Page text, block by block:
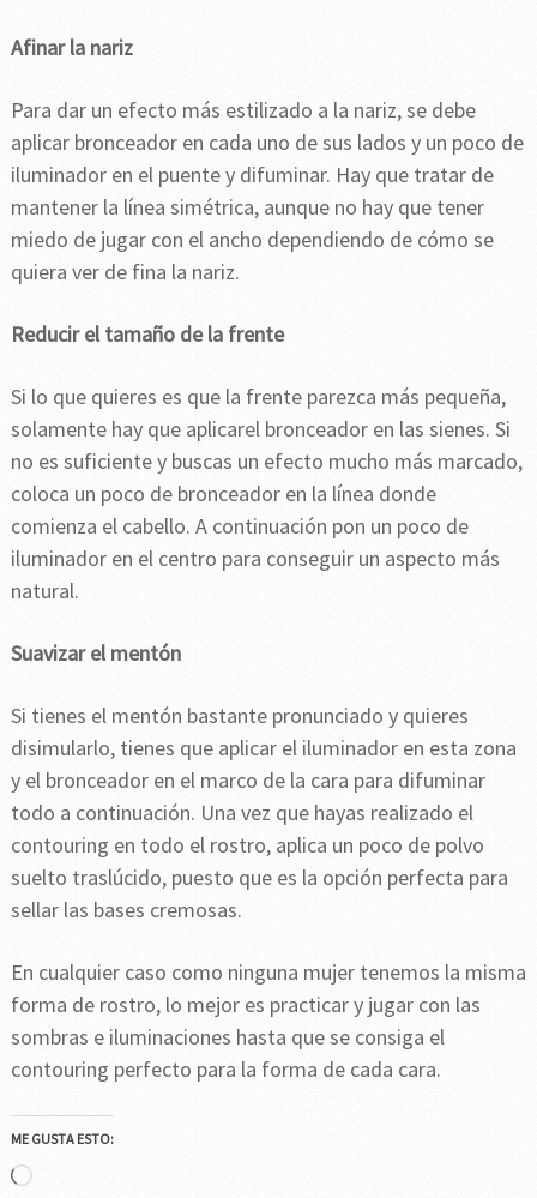
Afinar la nariz
Para dar un efecto más estilizado a la nariz, se debe
aplicar bronceador en cada uno de sus lados y un poco de
iluminador en el puente y difuminar. Hay que tratar de
mantener la línea simétrica, aunque no hay que tener
miedo de jugar con el ancho dependiendo de cómo se
quiera ver de fina la nariz.
Reducir el tamaño de la frente
Si lo que quieres es que la frente parezca más pequeña,
solamente hay que aplicarel bronceador en las sienes. Si
no es suficiente y buscas un efecto mucho más marcado,
coloca un poco de bronceador en la línea donde
comienza el cabello. A continuación pon un poco de
iluminador en el centro para conseguir un aspecto más
natural.
Suavizar el mentón
Si tienes el mentón bastante pronunciado y quieres
disimularlo, tienes que aplicar el iluminador en esta zona
y el bronceador en el marco de la cara para difuminar
todo a continuación. Una vez que hayas realizado el
contouring en todo el rostro, aplica un poco de polvo
suelto traslúcido, puesto que es la opción perfecta para
sellar las bases cremosas.
En cualquier caso como ninguna mujer tenemos la misma
forma de rostro, lo mejor es practicar y jugar con las
sombras e iluminaciones hasta que se consiga el
contouring perfecto para la forma de cada cara.
ME GUSTA ESTO:
Cargando...